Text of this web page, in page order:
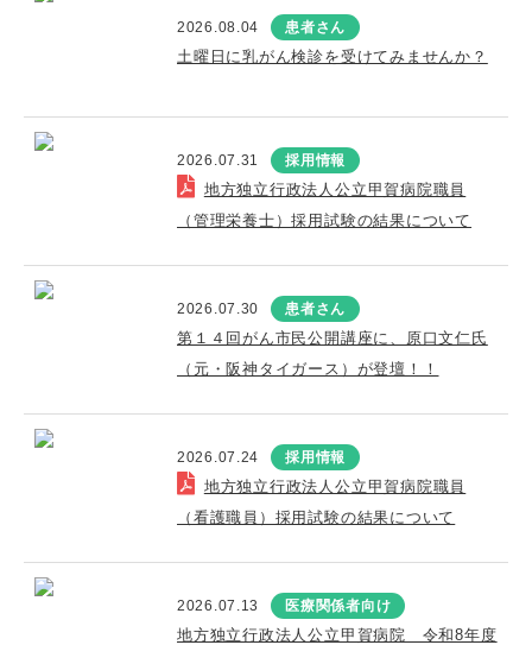
2026.08.04 患者さん
土曜日に乳がん検診を受けてみませんか？
2026.07.31 採用情報
地方独立行政法人公立甲賀病院職員
（管理栄養士）採用試験の結果について
2026.07.30 患者さん
第１４回がん市民公開講座に、原口文仁氏
（元・阪神タイガース）が登壇！！
2026.07.24 採用情報
地方独立行政法人公立甲賀病院職員
（看護職員）採用試験の結果について
2026.07.13 医療関係者向け
地方独立行政法人公立甲賀病院 令和8年度